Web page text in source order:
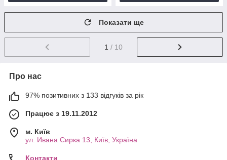
Показати ще
1 / 10
Про нас
97% позитивних з 133 відгуків за рік
Працює з 19.11.2012
м. Київ
ул. Ивана Сирка 13, Київ, Україна
Контакти